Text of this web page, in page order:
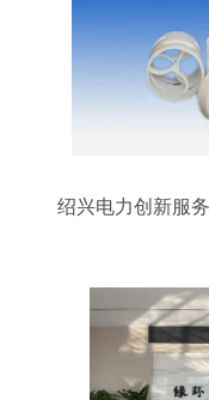
绍兴电力创新服